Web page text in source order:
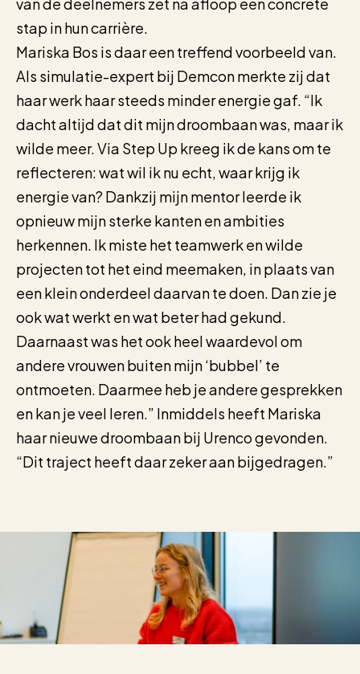
stap in hun carrière.
Mariska Bos is daar een treffend voorbeeld van.
Als simulatie-expert bij Demcon merkte zij dat
haar werk haar steeds minder energie gaf. “Ik
dacht altijd dat dit mijn droombaan was, maar ik
wilde meer. Via Step Up kreeg ik de kans om te
reflecteren: wat wil ik nu echt, waar krijg ik
energie van? Dankzij mijn mentor leerde ik
opnieuw mijn sterke kanten en ambities
herkennen. Ik miste het teamwerk en wilde
projecten tot het eind meemaken, in plaats van
een klein onderdeel daarvan te doen. Dan zie je
ook wat werkt en wat beter had gekund.
Daarnaast was het ook heel waardevol om
andere vrouwen buiten mijn ‘bubbel’ te
ontmoeten. Daarmee heb je andere gesprekken
en kan je veel leren.” Inmiddels heeft Mariska
haar nieuwe droombaan bij Urenco gevonden.
“Dit traject heeft daar zeker aan bijgedragen.”